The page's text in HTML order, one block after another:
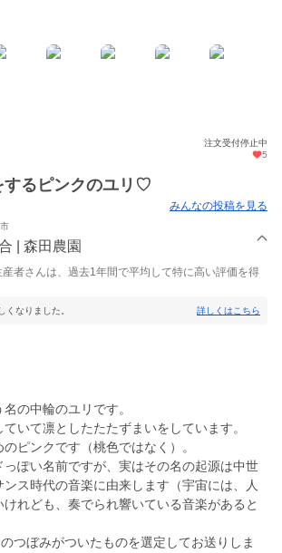
注文受付停止中
5
するピンクのユリ♡
みんなの投稿を見る
| 森田農園
者さんは、過去1年間で平均して特に高い評価を得
くなりました。 詳しくはこちら
の中輪のユリです。
ていて凛としたたたずまいをしています。
のピンクです（桃色ではなく）。
っぽい名前ですが、実はその名の起源は中世
ンス時代の音楽に由来します（宇宙には、人
れども、奏でられ響いている音楽があると
つぼみがついたものを選定してお送りしま